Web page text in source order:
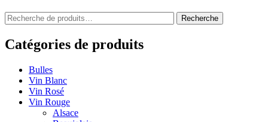
Recherche
pour :
Recherche
Catégories de produits
Bulles
Vin Blanc
Vin Rosé
Vin Rouge
Alsace